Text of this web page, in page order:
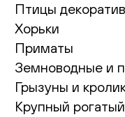
Птицы
Хорьки
Приматы
Земноводные и
Грызуны и
Крупный